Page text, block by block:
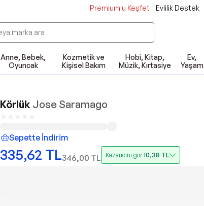
Premium'u Keşfet Evlilik Destek
Anne, Bebek,
Oyuncak
Kozmetik ve
Kişisel Bakım
Hobi, Kitap,
Müzik, Kırtasiye
Ev,
Yaşam
Körlük Jose Saramago
Sepette İndirim
335,62 TL346,00 TL Kazancını gör10,38 TL